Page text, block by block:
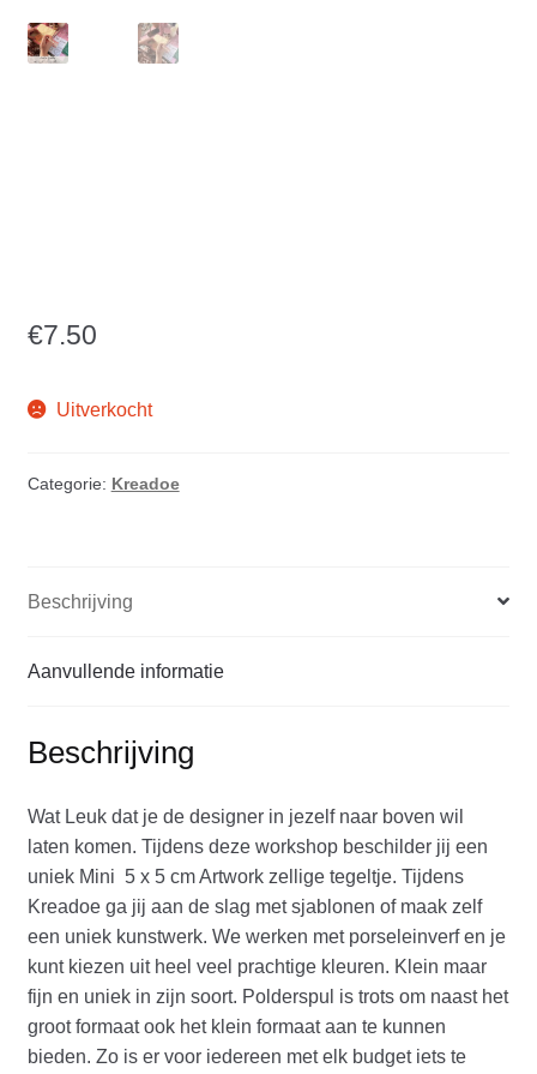
€7.50
Uitverkocht
Categorie: Kreadoe
Beschrijving
Aanvullende informatie
Beschrijving
Wat Leuk dat je de designer in jezelf naar boven wil
laten komen. Tijdens deze workshop beschilder jij een
uniek Mini 5 x 5 cm Artwork zellige tegeltje. Tijdens
Kreadoe ga jij aan de slag met sjablonen of maak zelf
een uniek kunstwerk. We werken met porseleinverf en je
kunt kiezen uit heel veel prachtige kleuren. Klein maar
fijn en uniek in zijn soort. Polderspul is trots om naast het
groot formaat ook het klein formaat aan te kunnen
bieden. Zo is er voor iedereen met elk budget iets te